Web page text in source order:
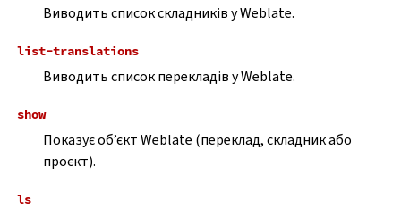
Виводить список складників у Weblate.
list-translations
Виводить список перекладів у Weblate.
show
Показує об’єкт Weblate (переклад, складник або
проєкт).
ls